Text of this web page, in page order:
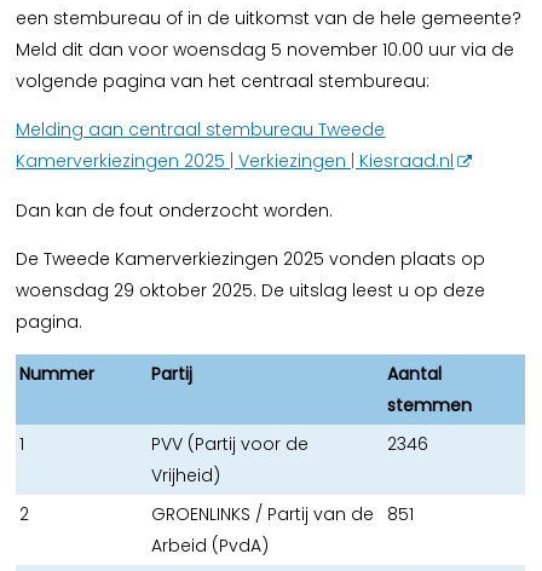
een stembureau of in de uitkomst van de hele gemeente?
Meld dit dan voor woensdag 5 november 10.00 uur via de
volgende pagina van het centraal stembureau:
Melding aan centraal stembureau Tweede
Kamerverkiezingen 2025 | Verkiezingen | Kiesraad.nl
Dan kan de fout onderzocht worden.
De Tweede Kamerverkiezingen 2025 vonden plaats op
woensdag 29 oktober 2025. De uitslag leest u op deze
pagina.
Nummer Partij
Aantal
stemmen
1
PVV (Partij voor de
Vrijheid)
2346
2
GROENLINKS / Partij van de
Arbeid (PvdA)
851